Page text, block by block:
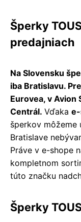
Šperky
predajniach
Na Slovensku
iba Bratislavu.
Eurovea, v Avion
Centrál. Vďaka
šperkov
Bratislave
Práve v e-shope
kompletnom
túto značku
Šperky